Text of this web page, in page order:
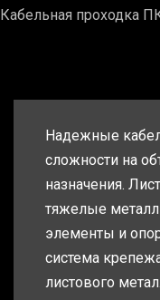
Кабельная проходка
Надежные
сложности на
назначения.
тяжелые
элементы и
система
листового